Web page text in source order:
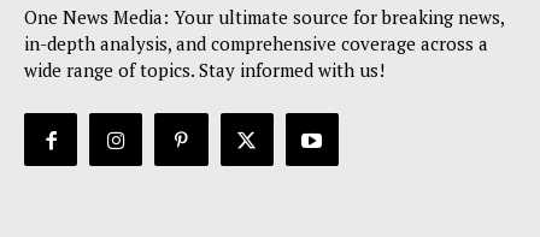
One News Media: Your ultimate source for breaking news,
in-depth analysis, and comprehensive coverage across a
wide range of topics. Stay informed with us!